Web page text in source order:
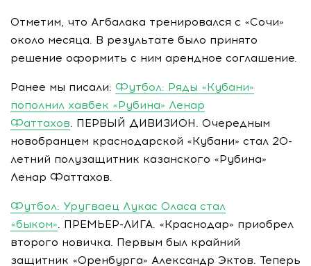
Отметим, что Агбалака тренировался с «Сочи»
около месяца. В результате было принято
решение оформить с ним арендное соглашение.
Ранее мы писали: Футбол: Ряды «Кубани»
пополнил хавбек «Рубина» Ленар
Фаттахов. ПЕРВЫЙ ДИВИЗИОН. Очередным
новобранцем краснодарской «Кубани» стал 20-
летний полузащитник казанского «Рубина»
Ленар Фаттахов.
Футбол: Уругваец Лукас Оласа стал
«быком». ПРЕМЬЕР-ЛИГА. «Краснодар» приобрел
второго новичка. Первым был крайний
защитник «Оренбурга» Александр Эктов. Теперь